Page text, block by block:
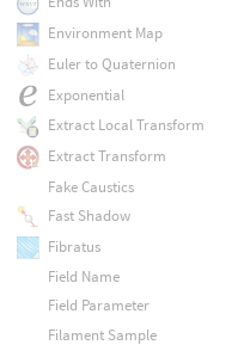
Environment Map
Euler to Quaternion
Exponential
Extract Local Transform
Extract Transform
Fake Caustics
Fast Shadow
Fibratus
Field Name
Field Parameter
Filament Sample